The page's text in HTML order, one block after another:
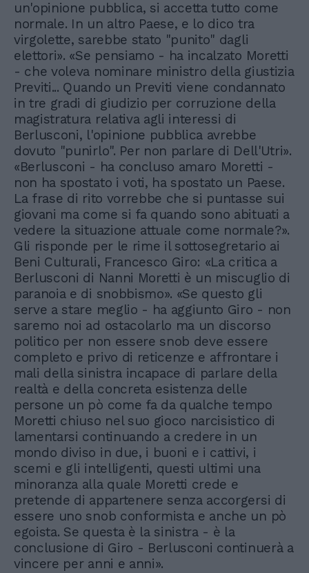
un'opinione pubblica, si accetta tutto come
normale. In un altro Paese, e lo dico tra
virgolette, sarebbe stato "punito" dagli
elettori». «Se pensiamo - ha incalzato Moretti
- che voleva nominare ministro della giustizia
Previti... Quando un Previti viene condannato
in tre gradi di giudizio per corruzione della
magistratura relativa agli interessi di
Berlusconi, l'opinione pubblica avrebbe
dovuto "punirlo". Per non parlare di Dell'Utri».
«Berlusconi - ha concluso amaro Moretti -
non ha spostato i voti, ha spostato un Paese.
La frase di rito vorrebbe che si puntasse sui
giovani ma come si fa quando sono abituati a
vedere la situazione attuale come normale?».
Gli risponde per le rime il sottosegretario ai
Beni Culturali, Francesco Giro: «La critica a
Berlusconi di Nanni Moretti è un miscuglio di
paranoia e di snobbismo». «Se questo gli
serve a stare meglio - ha aggiunto Giro - non
saremo noi ad ostacolarlo ma un discorso
politico per non essere snob deve essere
completo e privo di reticenze e affrontare i
mali della sinistra incapace di parlare della
realtà e della concreta esistenza delle
persone un pò come fa da qualche tempo
Moretti chiuso nel suo gioco narcisistico di
lamentarsi continuando a credere in un
mondo diviso in due, i buoni e i cattivi, i
scemi e gli intelligenti, questi ultimi una
minoranza alla quale Moretti crede e
pretende di appartenere senza accorgersi di
essere uno snob conformista e anche un pò
egoista. Se questa è la sinistra - è la
conclusione di Giro - Berlusconi continuerà a
vincere per anni e anni».